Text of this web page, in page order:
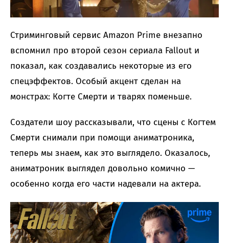
Стриминговый сервис Amazon Prime внезапно
вспомнил про второй сезон сериала Fallout и
показал, как создавались некоторые из его
спецэффектов. Особый акцент сделан на
монстрах: Когте Смерти и тварях поменьше.
Создатели шоу рассказывали, что сцены с Когтем
Смерти снимали при помощи аниматроника,
теперь мы знаем, как это выглядело. Оказалось,
аниматроник выглядел довольно комично —
особенно когда его части надевали на актера.